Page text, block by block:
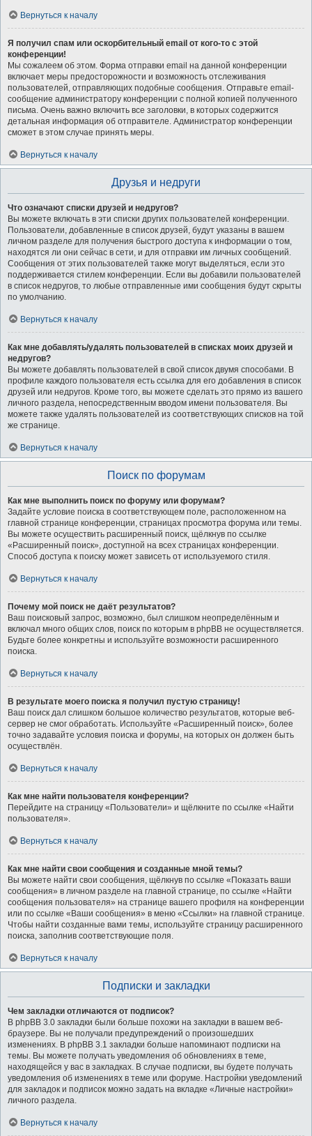
Вернуться к началу
Я получил спам или оскорбительный email от кого-то с этой
конференции!
Мы сожалеем об этом. Форма отправки email на данной конференции
включает меры предосторожности и возможность отслеживания
пользователей, отправляющих подобные сообщения. Отправьте email-
сообщение администратору конференции с полной копией полученного
письма. Очень важно включить все заголовки, в которых содержится
детальная информация об отправителе. Администратор конференции
сможет в этом случае принять меры.
Вернуться к началу
Друзья и недруги
Что означают списки друзей и недругов?
Вы можете включать в эти списки других пользователей конференции.
Пользователи, добавленные в список друзей, будут указаны в вашем
личном разделе для получения быстрого доступа к информации о том,
находятся ли они сейчас в сети, и для отправки им личных сообщений.
Сообщения от этих пользователей также могут выделяться, если это
поддерживается стилем конференции. Если вы добавили пользователей
в список недругов, то любые отправленные ими сообщения будут скрыты
по умолчанию.
Вернуться к началу
Как мне добавлять/удалять пользователей в списках моих друзей и
недругов?
Вы можете добавлять пользователей в свой список двумя способами. В
профиле каждого пользователя есть ссылка для его добавления в список
друзей или недругов. Кроме того, вы можете сделать это прямо из вашего
личного раздела, непосредственным вводом имени пользователя. Вы
можете также удалять пользователей из соответствующих списков на той
же странице.
Вернуться к началу
Поиск по форумам
Как мне выполнить поиск по форуму или форумам?
Задайте условие поиска в соответствующем поле, расположенном на
главной странице конференции, страницах просмотра форума или темы.
Вы можете осуществить расширенный поиск, щёлкнув по ссылке
«Расширенный поиск», доступной на всех страницах конференции.
Способ доступа к поиску может зависеть от используемого стиля.
Вернуться к началу
Почему мой поиск не даёт результатов?
Ваш поисковый запрос, возможно, был слишком неопределённым и
включал много общих слов, поиск по которым в phpBB не осуществляется.
Будьте более конкретны и используйте возможности расширенного
поиска.
Вернуться к началу
В результате моего поиска я получил пустую страницу!
Ваш поиск дал слишком большое количество результатов, которые веб-
сервер не смог обработать. Используйте «Расширенный поиск», более
точно задавайте условия поиска и форумы, на которых он должен быть
осуществлён.
Вернуться к началу
Как мне найти пользователя конференции?
Перейдите на страницу «Пользователи» и щёлкните по ссылке «Найти
пользователя».
Вернуться к началу
Как мне найти свои сообщения и созданные мной темы?
Вы можете найти свои сообщения, щёлкнув по ссылке «Показать ваши
сообщения» в личном разделе на главной странице, по ссылке «Найти
сообщения пользователя» на странице вашего профиля на конференции
или по ссылке «Ваши сообщения» в меню «Ссылки» на главной странице.
Чтобы найти созданные вами темы, используйте страницу расширенного
поиска, заполнив соответствующие поля.
Вернуться к началу
Подписки и закладки
Чем закладки отличаются от подписок?
В phpBB 3.0 закладки были больше похожи на закладки в вашем веб-
браузере. Вы не получали предупреждений о произошедших
изменениях. В phpBB 3.1 закладки больше напоминают подписки на
темы. Вы можете получать уведомления об обновлениях в теме,
находящейся у вас в закладках. В случае подписки, вы будете получать
уведомления об изменениях в теме или форуме. Настройки уведомлений
для закладок и подписок можно задать на вкладке «Личные настройки»
личного раздела.
Вернуться к началу